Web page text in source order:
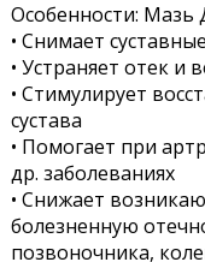
Особенности: Mазь
• Снимает
• Устраняет отек и
• Стимулирует
сустава
• Помогает при
др. заболеваниях
• Снижает
болезненную
позвоночника,